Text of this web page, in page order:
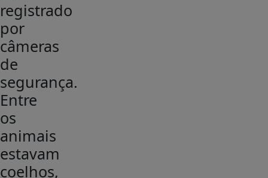
registrado
por
câmeras
de
segurança.
Entre
os
animais
estavam
coelhos,